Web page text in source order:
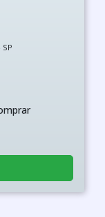
SP